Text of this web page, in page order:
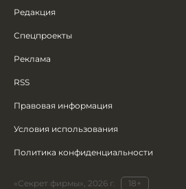
Редакция
Спецпроекты
Реклама
RSS
Правовая информация
Условия использования
Политика конфиденциальности
«Секрет фирмы», 2026 г. 18+